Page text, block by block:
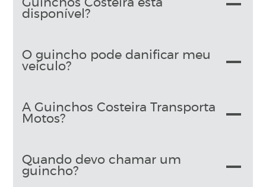
Guinchos Costeira está
disponível?
O guincho pode danificar meu
veículo?
A Guinchos Costeira Transporta
Motos?
Quando devo chamar um
guincho?